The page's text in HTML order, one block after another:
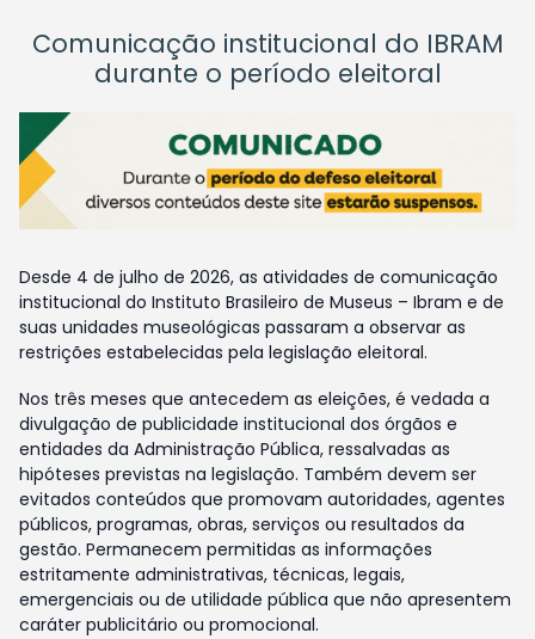
Comunicação institucional do IBRAM
durante o período eleitoral
Desde 4 de julho de 2026, as atividades de comunicação
institucional do Instituto Brasileiro de Museus – Ibram e de
suas unidades museológicas passaram a observar as
restrições estabelecidas pela legislação eleitoral.
Nos três meses que antecedem as eleições, é vedada a
divulgação de publicidade institucional dos órgãos e
entidades da Administração Pública, ressalvadas as
hipóteses previstas na legislação. Também devem ser
evitados conteúdos que promovam autoridades, agentes
públicos, programas, obras, serviços ou resultados da
gestão. Permanecem permitidas as informações
estritamente administrativas, técnicas, legais,
emergenciais ou de utilidade pública que não apresentem
caráter publicitário ou promocional.